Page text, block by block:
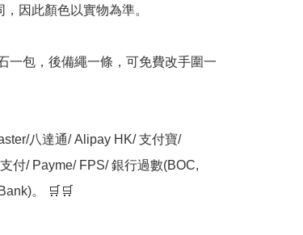
因此顏色以實物為準。
一包，後備繩一條，可免費改手圍一
八達通/ Alipay HK/ 支付寶/
付/ Payme/ FPS/ 銀行過數(BOC,
。 🛒🛒